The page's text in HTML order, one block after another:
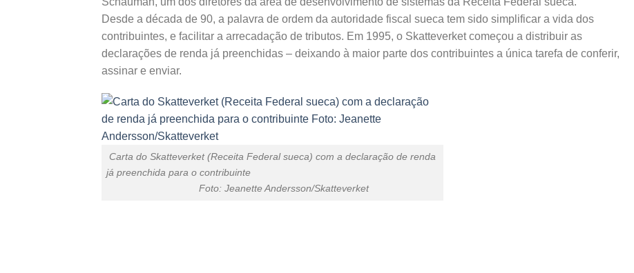
Desde a década de 90, a palavra de ordem da autoridade fiscal sueca tem sido simplificar a vida dos
contribuintes, e facilitar a arrecadação de tributos. Em 1995, o Skatteverket começou a distribuir as
declarações de renda já preenchidas – deixando à maior parte dos contribuintes a única tarefa de conferir,
assinar e enviar.
Carta do Skatteverket (Receita Federal sueca) com a declaração de renda
já preenchida para o contribuinte
Foto: Jeanette Andersson/Skatteverket